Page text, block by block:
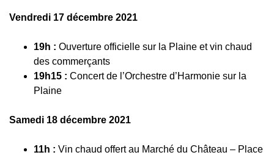
Vendredi 17 décembre 2021
19h : Ouverture officielle sur la Plaine et vin chaud
des commerçants
19h15 : Concert de l’Orchestre d’Harmonie sur la
Plaine
Samedi 18 décembre 2021
11h : Vin chaud offert au Marché du Château – Place